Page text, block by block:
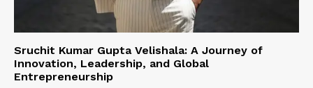
Sruchit Kumar Gupta Velishala: A Journey of
Innovation, Leadership, and Global
Entrepreneurship